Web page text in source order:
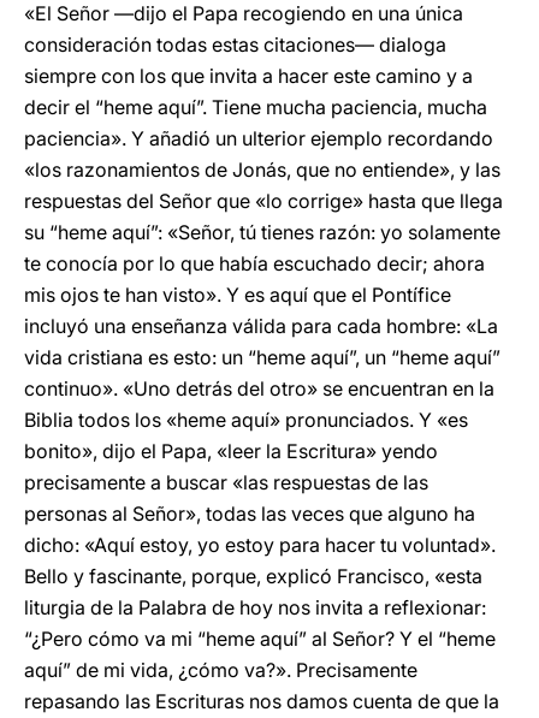
«El Señor —dijo el Papa recogiendo en una única
consideración todas estas citaciones— dialoga
siempre con los que invita a hacer este camino y a
decir el “heme aquí”. Tiene mucha paciencia, mucha
paciencia». Y añadió un ulterior ejemplo recordando
«los razonamientos de Jonás, que no entiende», y las
respuestas del Señor que «lo corrige» hasta que llega
su “heme aquí”: «Señor, tú tienes razón: yo solamente
te conocía por lo que había escuchado decir; ahora
mis ojos te han visto». Y es aquí que el Pontífice
incluyó una enseñanza válida para cada hombre: «La
vida cristiana es esto: un “heme aquí”, un “heme aquí”
continuo». «Uno detrás del otro» se encuentran en la
Biblia todos los «heme aquí» pronunciados. Y «es
bonito», dijo el Papa, «leer la Escritura» yendo
precisamente a buscar «las respuestas de las
personas al Señor», todas las veces que alguno ha
dicho: «Aquí estoy, yo estoy para hacer tu voluntad».
Bello y fascinante, porque, explicó Francisco, «esta
liturgia de la Palabra de hoy nos invita a reflexionar:
“¿Pero cómo va mi “heme aquí” al Señor? Y el “heme
aquí” de mi vida, ¿cómo va?». Precisamente
repasando las Escrituras nos damos cuenta de que la